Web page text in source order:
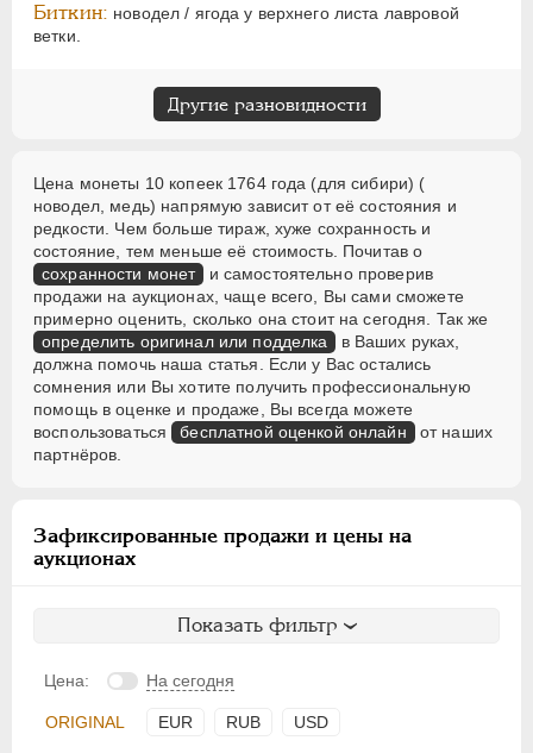
Биткин: новодел / ягода у верхнего листа лавровой
ветки.
Другие разновидности
Цена монеты 10 копеек 1764 года (для сибири) (
новодел, медь) напрямую зависит от её состояния и
редкости. Чем больше тираж, хуже сохранность и
состояние, тем меньше её стоимость. Почитав о
сохранности монет
и самостоятельно проверив
продажи на аукционах, чаще всего, Вы сами сможете
примерно оценить, сколько она стоит на сегодня. Так же
определить оригинал или подделка
в Ваших руках,
должна помочь наша статья. Если у Вас остались
сомнения или Вы хотите получить профессиональную
помощь в оценке и продаже, Вы всегда можете
воспользоваться бесплатной оценкой онлайн от наших
партнёров.
Зафиксированные продажи и цены на
аукционах
Показать фильтр
Цена: На сегодня
ORIGINAL EUR RUB USD
НИКОЛАЙ II 1894-1917
ИНОСТРАННЫЕ 1768-1918